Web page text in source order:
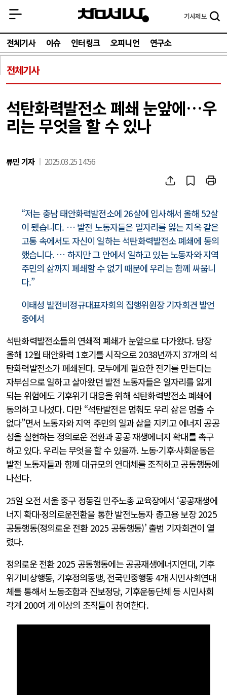
기사제보
전체기사 이슈 인터링크 오피니언 연구소
전체기사
석탄화력발전소 폐쇄 눈앞에…우
리는 무엇을 할 수 있나
류민 기자 2025.03.25 14:56
“저는 충남 태안화력발전소에 26살에 입사해서 올해 52살
이 됐습니다. … 발전 노동자들은 일자리를 잃는 지옥 같은
고통 속에서도 자신이 일하는 석탄화력발전소 폐쇄에 동의
했습니다. … 하지만 그 안에서 일하고 있는 노동자와 지역
주민의 삶까지 폐쇄할 수 없기 때문에 우리는 함께 싸웁니
다.”
이태성 발전비정규대표자회의 집행위원장 기자회견 발언
중에서
석탄화력발전소들의 연쇄적 폐쇄가 눈앞으로 다가왔다. 당장
올해 12월 태안화력 1호기를 시작으로 2038년까지 37개의 석
탄화력발전소가 폐쇄된다. 모두에게 필요한 전기를 만든다는
자부심으로 일하고 살아왔던 발전 노동자들은 일자리를 잃게
되는 위험에도 기후위기 대응을 위해 석탄화력발전소 폐쇄에
동의하고 나섰다. 다만 “석탄발전은 멈춰도 우리 삶은 멈출 수
없다”면서 노동자와 지역 주민의 일과 삶을 지키고 에너지 공공
성을 실현하는 정의로운 전환과 공공 재생에너지 확대를 촉구
하고 있다. 우리는 무엇을 할 수 있을까. 노동·기후·사회운동은
발전 노동자들과 함께 대규모의 연대체를 조직하고 공동행동에
나선다.
25일 오전 서울 중구 정동길 민주노총 교육장에서 ‘공공재생에
너지 확대·정의로운전환을 통한 발전노동자 총고용 보장 2025
공동행동(정의로운 전환 2025 공동행동)’ 출범 기자회견이 열
렸다.
정의로운 전환 2025 공동행동에는 공공재생에너지연대, 기후
위기비상행동, 기후정의동맹, 전국민중행동 4개 시민사회연대
체를 통해서 노동조합과 진보정당, 기후운동단체 등 시민사회
각계 200여 개 이상의 조직들이 참여한다.